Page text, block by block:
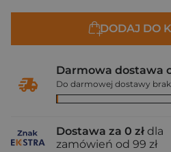
DODAJ DO
Darmowa dostawa
Do darmowej dostawy
Dostawa za 0 zł dla
zamówień od 99 zł